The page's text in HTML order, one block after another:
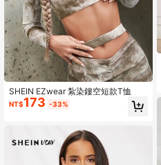
SHEIN EZwear 紮染鏤空短款T恤
NT$173 -33%